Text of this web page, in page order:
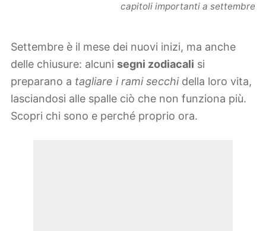
capitoli importanti a settembre
Settembre è il mese dei nuovi inizi, ma anche
delle chiusure: alcuni segni zodiacali si
preparano a tagliare i rami secchidella loro vita,
lasciandosi alle spalle ciò che non funziona più.
Scopri chi sono e perché proprio ora.